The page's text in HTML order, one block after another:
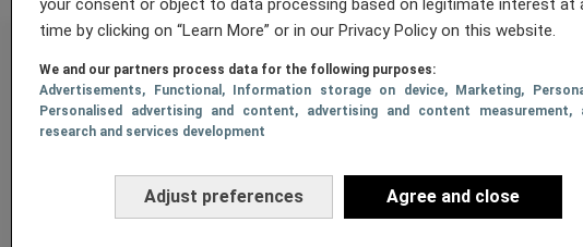
your consent or object to data processing based on legitimate interest at
time by clicking on “Learn More” or in our Privacy Policy on this website.
We and our partners process data for the following purposes:
Advertisements, Functional , Information storage on device, Marketing,
Personalised advertising and content, advertising and content measurement,
research and services development
Adjust preferences Agree and close